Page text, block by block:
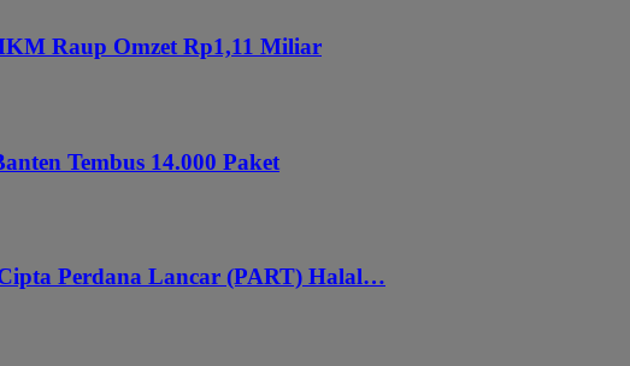
Raup Omzet Rp1,11 Miliar
Tembus 14.000 Paket
Perdana Lancar (PART) Halal…